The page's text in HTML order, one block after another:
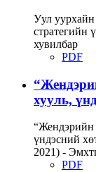
Уул
стратегийн
хувилбар
PDF
хууль,
“Жендэрийн
үндэсний
2021) -
PDF